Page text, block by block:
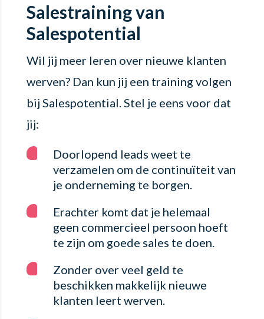
Salestraining van
Salespotential
Wil jij meer leren over nieuwe klanten
werven? Dan kun jij een training volgen
bij Salespotential. Stel je eens voor dat
jij:
Doorlopend leads weet te
verzamelen om de continuïteit van
je onderneming te borgen.
Erachter komt dat je helemaal
geen commercieel persoon hoeft
te zijn om goede sales te doen.
Zonder over veel geld te
beschikken makkelijk nieuwe
klanten leert werven.